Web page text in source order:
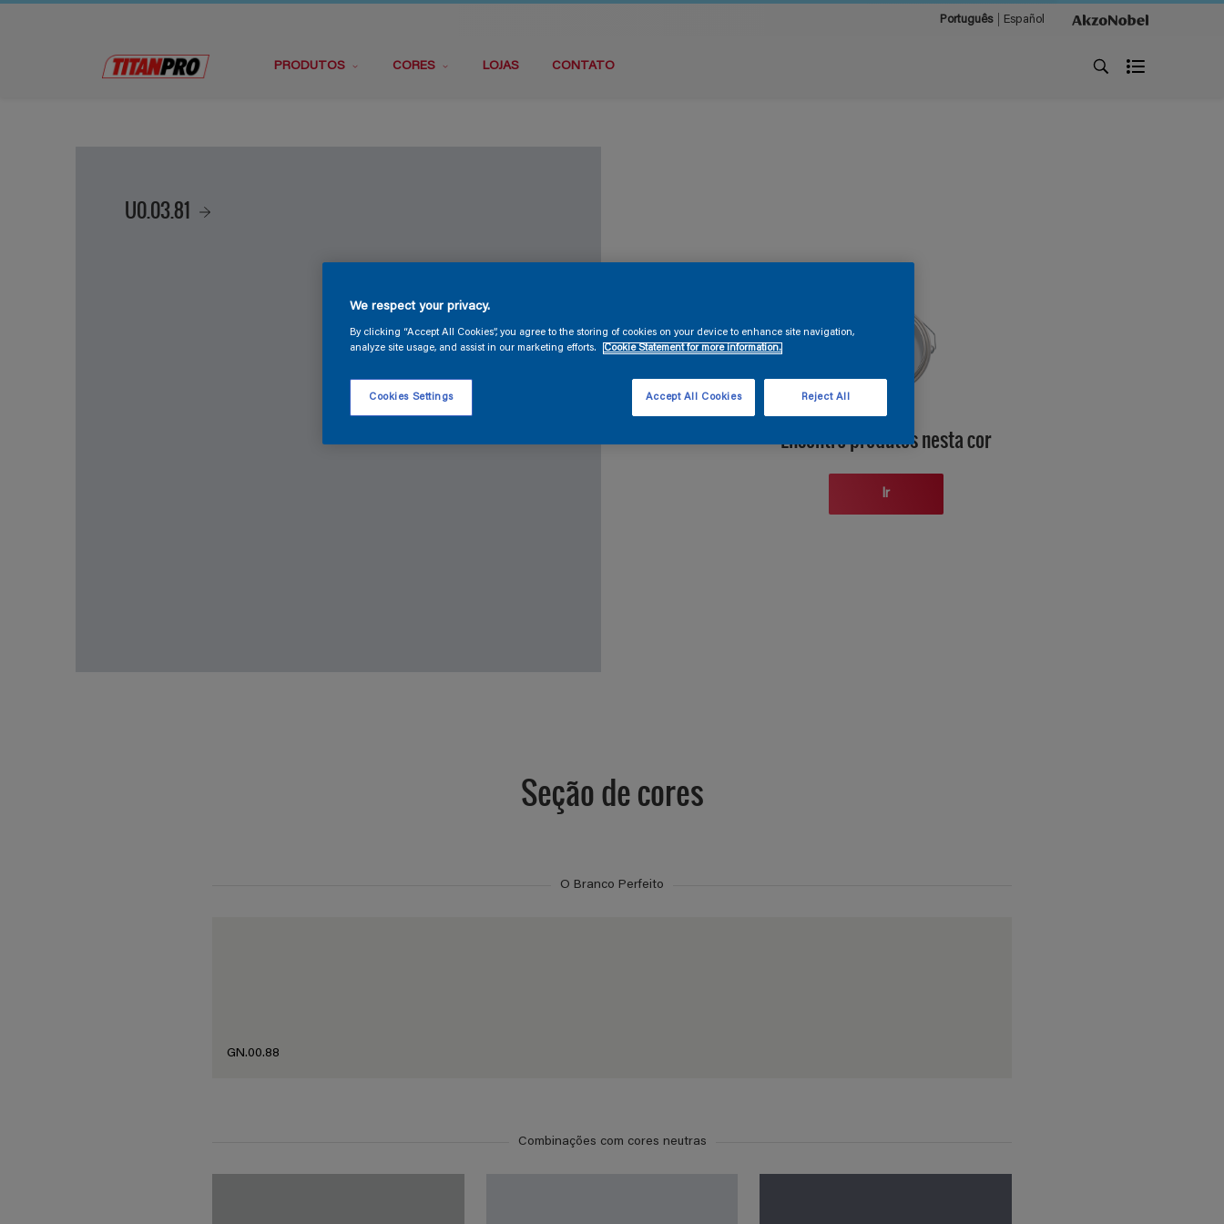
Português Español
PRODUTOS CORES LOJAS CONTATO
U0.03.81
Encontre produtos nesta cor
Ir
Seção de cores
O Branco Perfeito
GN.00.88
Combinações com cores neutras
We respect your privacy.
By clicking “Accept All Cookies”, you agree to the storing of cookies on your device to enhance site navigation,
analyze site usage, and assist in our marketing efforts.
Cookie Statement for more information.
Cookies Settings Reject All
Accept All Cookies